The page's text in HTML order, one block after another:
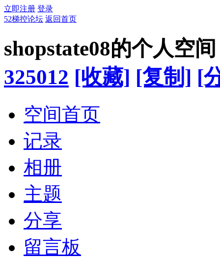
立即注册 登录
52梯控论坛 返回首页
shopstate08的个人空间
325012 [收藏] [复制] [
空间首页
记录
相册
主题
分享
留言板